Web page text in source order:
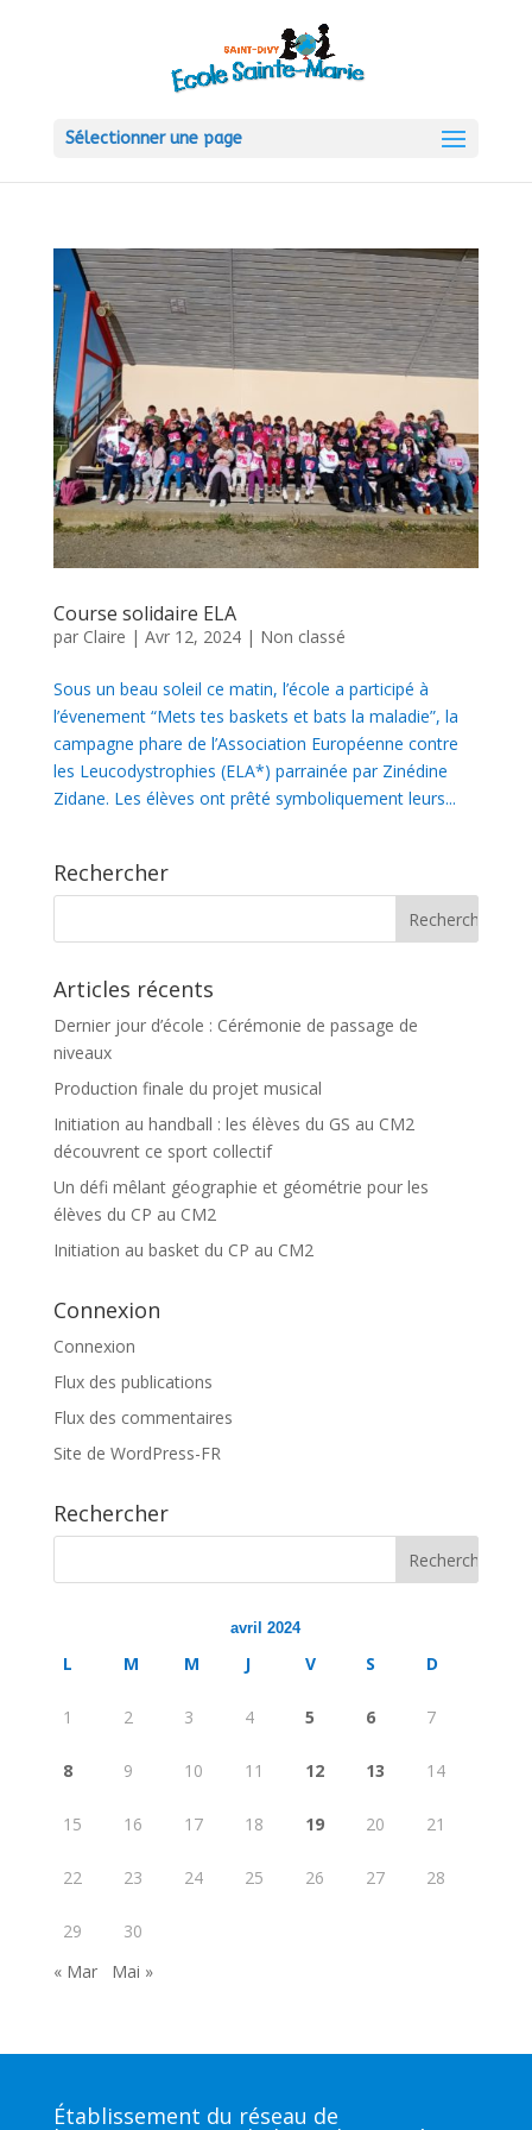
Sélectionner une page
Course solidaire ELA
par Claire | Avr 12, 2024| Non classé
Sous un beau soleil ce matin, l’école a participé à
l’évenement “Mets tes baskets et bats la maladie”, la
campagne phare de l’Association Européenne contre
les Leucodystrophies (ELA*) parrainée par Zinédine
Zidane. Les élèves ont prêté symboliquement leurs...
Rechercher
Articles récents
Dernier jour d’école : Cérémonie de passage de
niveaux
Production finale du projet musical
Initiation au handball : les élèves du GS au CM2
découvrent ce sport collectif
Un défi mêlant géographie et géométrie pour les
élèves du CP au CM2
Initiation au basket du CP au CM2
Connexion
Connexion
Flux des publications
Flux des commentaires
Site de WordPress-FR
Rechercher
avril 2024
L M M J V S D
1 2 3 4 5 6 7
8 9 10 11 12 13 14
15 16 17 18 19 20 21
22 23 24 25 26 27 28
29
30
« Mar
Mai »
Établissement du réseau de